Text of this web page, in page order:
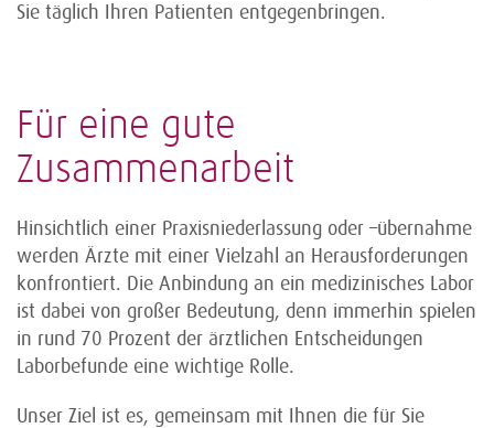
Sie täglich Ihren Patienten entgegenbringen.
Für eine gute
Zusammenarbeit
Hinsichtlich einer Praxisniederlassung oder –übernahme
werden Ärzte mit einer Vielzahl an Herausforderungen
konfrontiert. Die Anbindung an ein medizinisches Labor
ist dabei von großer Bedeutung, denn immerhin spielen
in rund 70 Prozent der ärztlichen Entscheidungen
Laborbefunde eine wichtige Rolle.
Unser Ziel ist es, gemeinsam mit Ihnen die für Sie